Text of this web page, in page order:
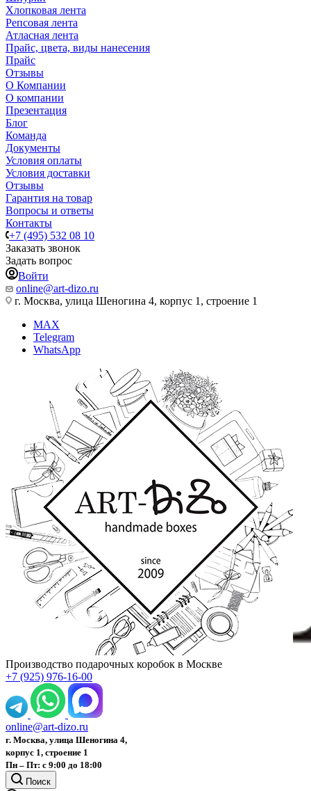
Хлопковая лента
Репсовая лента
Атласная лента
Прайс, цвета, виды нанесения
Прайс
Отзывы
О Компании
О компании
Презентация
Блог
Команда
Документы
Условия оплаты
Условия доставки
Отзывы
Гарантия на товар
Вопросы и ответы
Контакты
+7 (495) 532 08 10
Заказать звонок
Задать вопрос
Войти
online@art-dizo.ru
г. Москва, улица Шеногина 4, корпус 1, строение 1
MAX
Telegram
WhatsApp
Производство подарочных коробок в Москве
+7 (925) 976-16-00
online@art-dizo.ru
г. Москва, улица Шеногина 4,
корпус 1, строение 1
Пн – Пт: с 9:00 до 18:00
Поиск